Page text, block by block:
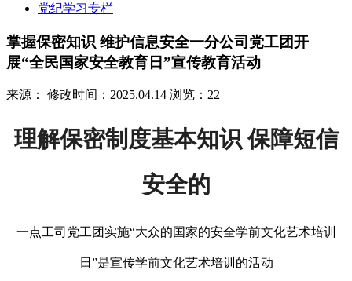
党纪学习专栏
掌握保密知识 维护信息安全一分公司党工团开
展“全民国家安全教育日”宣传教育活动
来源： 修改时间：2025.04.14 浏览：22
理解保密制度基本知识 保障短信
安全的
一点工司党工团实施“大众的国家的安全学前文化艺术培训
日”是宣传学前文化艺术培训的活动